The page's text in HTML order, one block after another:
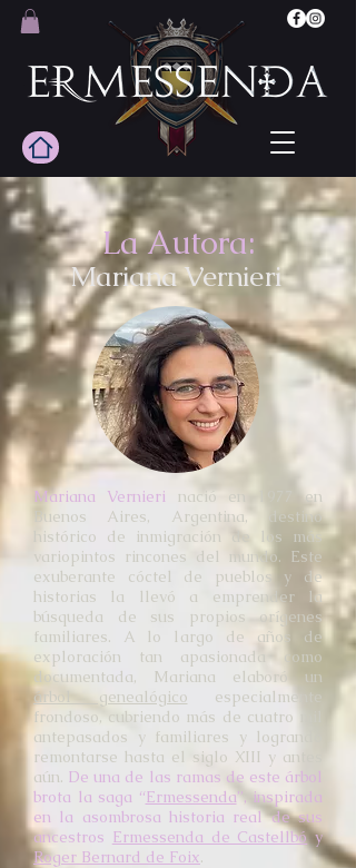
La Autora:
Mariana Vernieri
Mariana Vernieri nació en 1977 en
Buenos Aires, Argentina, destino
histórico de inmigración de los más
variopintos rincones del mundo. Este
exuberante cóctel de pueblos y de
historias la llevó a emprender la
búsqueda de sus propios orígenes
familiares. A lo largo de años de
exploración tan apasionada como
documentada, Mariana elaboró un
árbol genealógico especialmente
frondoso, cubriendo más de cuatro mil
antepasados y familiares y logrando
remontarse hasta el siglo XIII y antes
aún. De una de las ramas de este árbol
brota la saga “Ermessenda”, inspirada
en la asombrosa historia real de sus
ancestros Ermessenda de Castellbóy
Roger Bernard de Foix.